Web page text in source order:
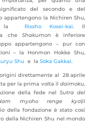
del secondo e del
appartengono la Nichiren Shu,
la
Rissho Kosei-kai. Il
che Shakumon è inferiore
appartengono – pur con
– la Honmon Hokke Shu,
Shu e la Soka Gakkai.
direttamente al 28 aprile
per la prima volta ildaimoku,
della fede nelSutra del
myoho renge kyo(il
della fondazione è stato così
della Nichiren Shu nel mondo